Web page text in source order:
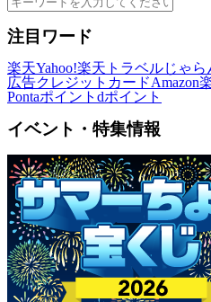
注目ワード
楽天Yahoo!楽天トラベルじゃら
広告クレジットカードAmazon
Pontaポイント dポイント
イベント・特集情報